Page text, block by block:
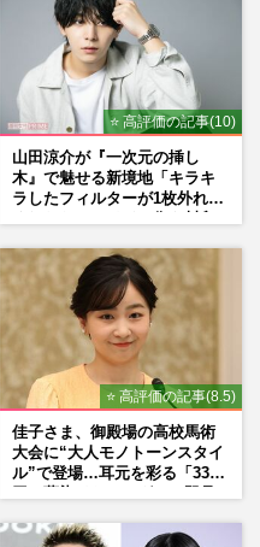
⭐ 高評価の記事(10)
山田涼介が『一次元の挿し
木』で魅せる新境地「キラキ
ラしたフィルターが1枚外れて
⭐ 高評価の記事(8.5)
佳子さま、御殿場の高校馬術
大会に“大人モノトーンスタイ
ル”で登場…耳元を彩る「3300